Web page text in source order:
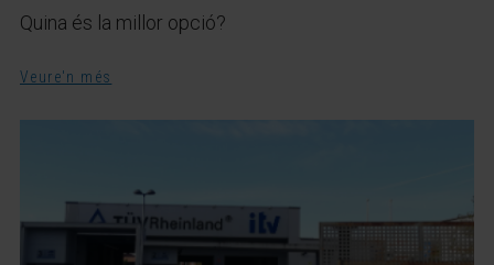
Quina és la millor opció?
Veure'n més